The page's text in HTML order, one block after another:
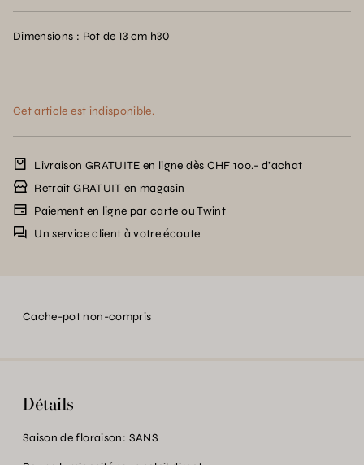
Dimensions : Pot de 13 cm h30
Cet article est indisponible.
Livraison GRATUITE en ligne dès CHF 100.- d’achat
Retrait GRATUIT en magasin
Paiement en ligne par carte ou Twint
Un service client à votre écoute
Cache-pot non-compris
Détails
Saison de floraison: SANS